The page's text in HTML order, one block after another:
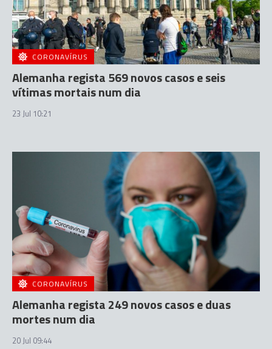
CORONAVÍRUS
Alemanha regista 569 novos casos e seis
vítimas mortais num dia
23 Jul 10:21
CORONAVÍRUS
Alemanha regista 249 novos casos e duas
mortes num dia
20 Jul 09:44